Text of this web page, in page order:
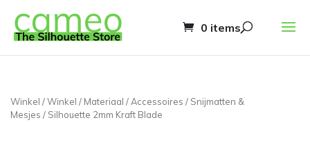
0 items
Winkel /Winkel / Materiaal / Accessoires / Snijmatten &
Mesjes / Silhouette 2mm Kraft Blade